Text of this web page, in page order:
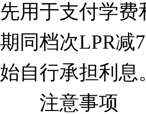
先用于支付学
期同档次LPR减
始自行承担利息
注意事项